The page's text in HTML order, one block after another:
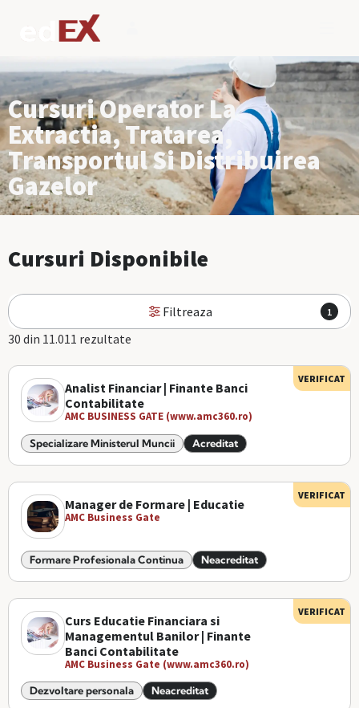
Cursuri Operator La
Extractia, Tratarea,
Transportul Si Distribuirea
Gazelor
Cursuri Disponibile
Filtreaza 1
30 din 11.011 rezultate
Analist Financiar | Finante Banci
Contabilitate
AMC BUSINESS GATE (www.amc360.ro)
Specializare Ministerul Muncii Acreditat
VERIFICAT
Manager de Formare | Educatie
AMC Business Gate
Formare Profesionala Continua Neacreditat
VERIFICAT
Curs Educatie Financiara si
Managementul Banilor | Finante
Banci Contabilitate
AMC Business Gate (www.amc360.ro)
Dezvoltare personala Neacreditat
VERIFICAT